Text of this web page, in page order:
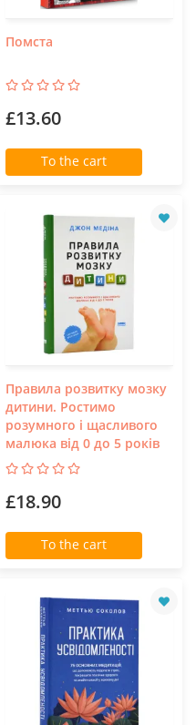
Помста
£13.60
To the cart
Правила розвитку мозку
дитини. Ростимо
розумного і щасливого
малюка від 0 до 5 років
£18.90
To the cart